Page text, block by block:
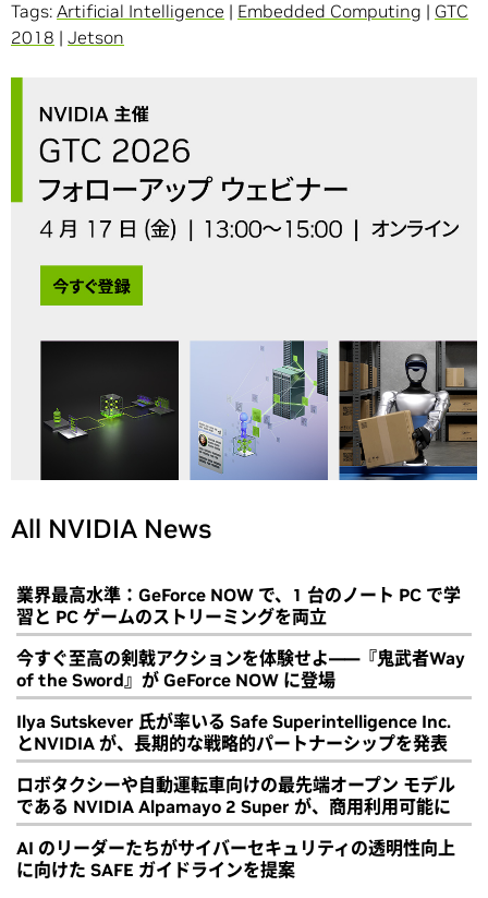
Tags: Artificial Intelligence | Embedded Computing | GTC
2018 | Jetson
All NVIDIA News
業界最高水準：GeForce NOW で、1 台のノート PC で学
習と PC ゲームのストリーミングを両立
今すぐ至高の剣戟アクションを体験せよ――『鬼武者Way
of the Sword』が GeForce NOW に登場
Ilya Sutskever 氏が率いる Safe Superintelligence Inc.
とNVIDIA が、長期的な戦略的パートナーシップを発表
ロボタクシーや自動運転車向けの最先端オープン モデル
である NVIDIA Alpamayo 2 Super が、商用利用可能に
AI のリーダーたちがサイバーセキュリティの透明性向上
に向けた SAFE ガイドラインを提案